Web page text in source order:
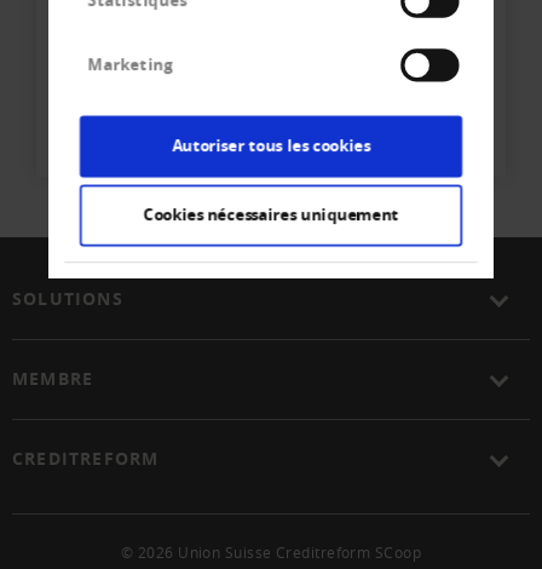
Marketing
Autoriser tous les cookies
Cookies nécessaires uniquement
Crediteform Romandie GNT SA
SOLUTIONS
MEMBRE
CREDITREFORM
© 2026 Union Suisse Creditreform SCoop